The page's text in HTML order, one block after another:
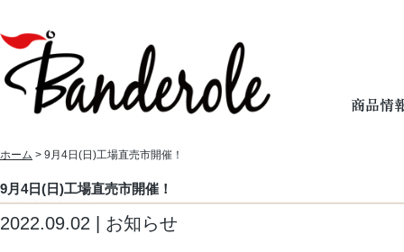
ホーム > 9月4日(日)工場直売市開催！
9月4日(日)工場直売市開催！
2022.09.02 | お知らせ